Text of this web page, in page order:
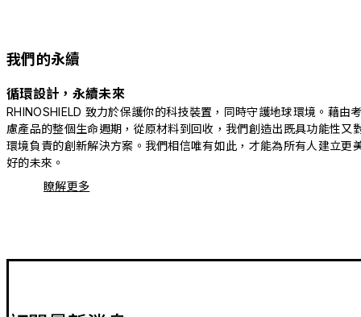
我們的永續
循環設計，永續未來
RHINOSHIELD 致力於保護你的科技裝置，同時守護地球環境。藉由
慮產品的整個生命週期，從原材料到回收，我們創造出既具功能性又
環境負責的創新解決方案。我們相信唯有如此，才能為所有人建立更
好的未來。
瞭解更多